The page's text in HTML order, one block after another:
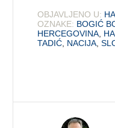
OBJAVLJENO U:
OZNAKE: BOGIĆ
HERCEGOVINA
TADIĆ NACIJA ,